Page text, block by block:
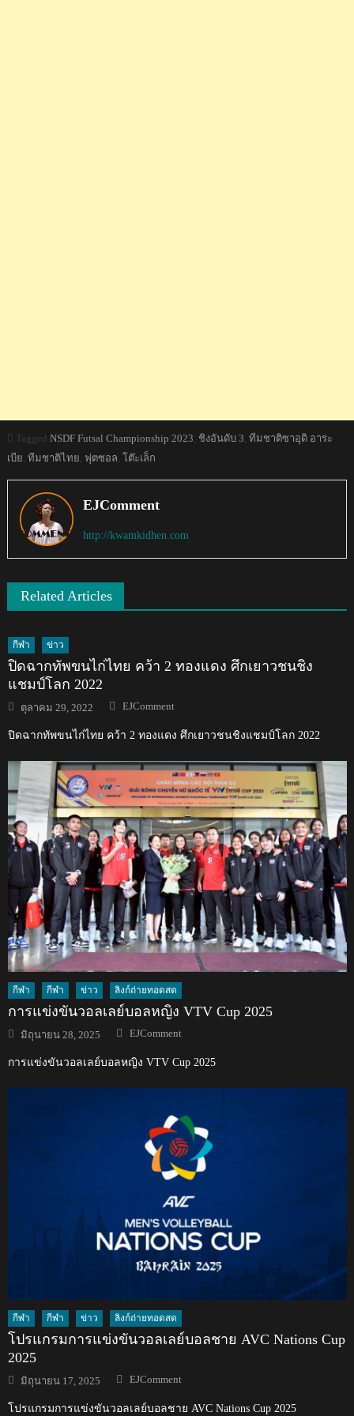
Tagged NSDF Futsal Championship 2023 ชิงอันดับ 3 ทีมชาติซาอุดิ อาระ
เบีย ทีมชาติไทย ฟุตซอล โต๊ะเล็ก
EJComment
http://kwamkidhen.com
Related Articles
กีฬา ข่าว
ปิดฉากทัพขนไก่ไทย คว้า 2 ทองแดง ศึกเยาวชนชิง
แชมป์โลก 2022
Posted
on
ตุลาคม 29, 2022 Author
EJComment
ปิดฉากทัพขนไก่ไทย คว้า 2 ทองแดง ศึกเยาวชนชิงแชมป์โลก 2022
กีฬา กีฬา ข่าว ลิงก์ถ่ายทอดสด
การแข่งขันวอลเลย์บอลหญิง VTV Cup 2025
Posted
on
มิถุนายน 28, 2025 Author
EJComment
การแข่งขันวอลเลย์บอลหญิง VTV Cup 2025
กีฬา กีฬา ข่าว ลิงก์ถ่ายทอดสด
โปรแกรมการแข่งขันวอลเลย์บอลชาย AVC Nations Cup
2025
Posted
on
มิถุนายน 17, 2025 Author
EJComment
โปรแกรมการแข่งขันวอลเลย์บอลชาย AVC Nations Cup 2025